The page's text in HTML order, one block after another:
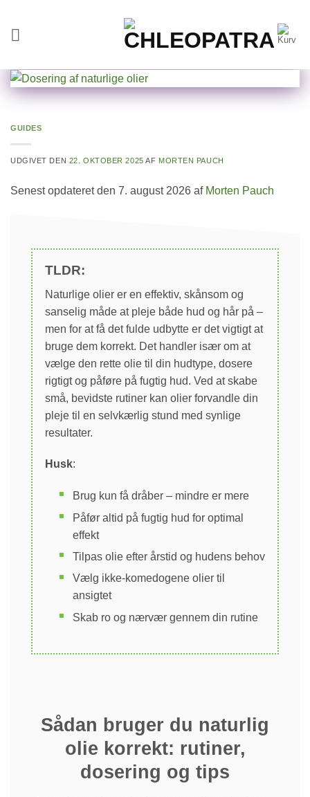
indhold
GUIDES
UDGIVET DEN 22. OKTOBER 2025 AF MORTEN PAUCH
Senest opdateret den 7. august 2026 af Morten Pauch
TLDR:
Naturlige olier er en effektiv, skånsom og
sanselig måde at pleje både hud og hår på –
men for at få det fulde udbytte er det vigtigt at
bruge dem korrekt. Det handler især om at
vælge den rette olie til din hudtype, dosere
rigtigt og påføre på fugtig hud. Ved at skabe
små, bevidste rutiner kan olier forvandle din
pleje til en selvkærlig stund med synlige
resultater.
Husk:
Brug kun få dråber – mindre er mere
Påfør altid på fugtig hud for optimal
effekt
Tilpas olie efter årstid og hudens behov
Vælg ikke-komedogene olier til
ansigtet
Skab ro og nærvær gennem din rutine
Sådan bruger du naturlig
olie korrekt: rutiner,
dosering og tips